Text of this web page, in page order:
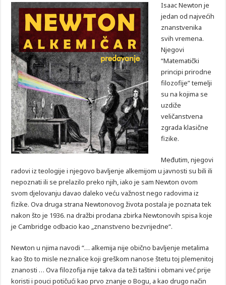
Isaac Newton je
jedan od najvećih
znanstvenika
svih vremena.
Njegovi
“Matematički
principi prirodne
filozofije” temelji
su na kojima se
uzdiže
veličanstvena
zgrada klasične
fizike.
Međutim, njegovi
radovi iz teologije i njegovo bavljenje alkemijom u javnosti su bili ili
nepoznati ili se prelazilo preko njih, iako je sam Newton ovom
svom djelovanju davao daleko veću važnost nego radovima iz
fizike. Ova druga strana Newtonovog života postala je poznata tek
nakon što je 1936. na dražbi prodana zbirka Newtonovih spisa koje
je Cambridge odbacio kao „znanstveno bezvrijedne“.
Newton u njima navodi “… alkemija nije obično bavljenje metalima
kao što to misle neznalice koji greškom nanose štetu toj plemenitoj
znanosti … Ova filozofija nije takva da teži taštini i obmani već prije
koristi i pouci potičući kao prvo znanje o Bogu, a kao drugo način